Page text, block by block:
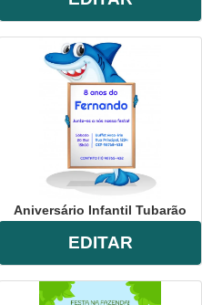
Aniversário Infantil Tubarão
EDITAR